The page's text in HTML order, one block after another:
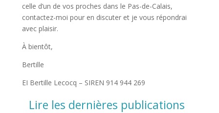
celle d’un de vos proches dans le Pas-de-Calais,
contactez-moi pour en discuter et je vous répondrai
avec plaisir.
À bientôt,
Bertille
EI Bertille Lecocq – SIREN 914 944 269
Lire les dernières publications